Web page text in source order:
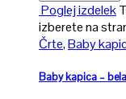
Poglej izdelek
izberete na
Črte,Baby
Baby kapica –